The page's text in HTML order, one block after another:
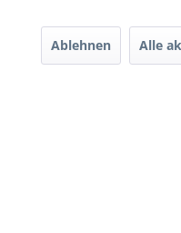
durch DE-
Ablehnen Alle